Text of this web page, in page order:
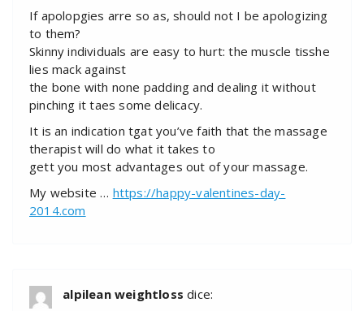
If apolopgies arre so as, should not I be apologizing
to them?
Skinny individuals are easy to hurt: the muscle tisshe
lies mack against
the bone with none padding and dealing it without
pinching it taes some delicacy.
It is an indication tgat you’ve faith that the massage
therapist will do what it takes to
gett you most advantages out of your massage.
My website … https://happy-valentines-day-
2014.com
alpilean weightloss dice: